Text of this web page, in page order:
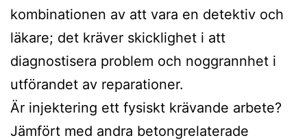
kombinationen av att vara en detektiv och
läkare; det kräver skicklighet i att
diagnostisera problem och noggrannhet i
utförandet av reparationer.
Är injektering ett fysiskt krävande arbete?
Jämfört med andra betongrelaterade